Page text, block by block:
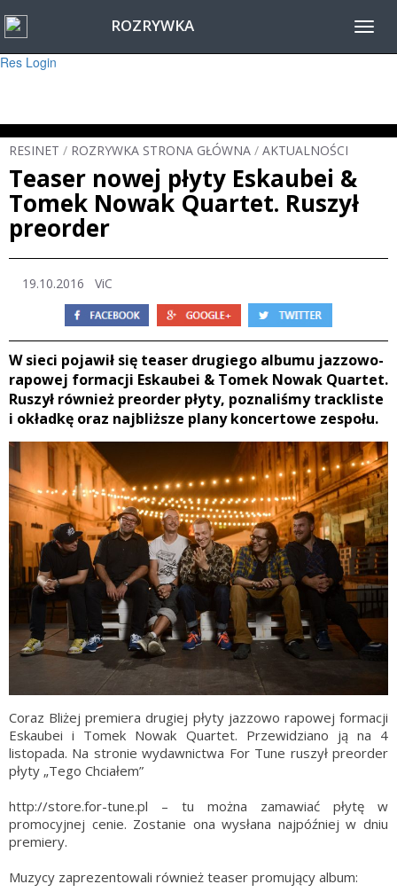
Warning
: session_start(): Failed to read session data: user (path: ) in
Res Login
ROZRYWKA
RESINET / ROZRYWKA STRONA GŁÓWNA / AKTUALNOŚCI
Teaser nowej płyty Eskaubei &
Tomek Nowak Quartet. Ruszył
preorder
19.10.2016 ViC
W sieci pojawił się teaser drugiego albumu jazzowo-
rapowej formacji Eskaubei & Tomek Nowak Quartet.
Ruszył również preorder płyty, poznaliśmy trackliste
i okładkę oraz najbliższe plany koncertowe zespołu.
Coraz Bliżej premiera drugiej płyty jazzowo rapowej formacji
Eskaubei i Tomek Nowak Quartet. Przewidziano ją na 4
listopada. Na stronie wydawnictwa For Tune ruszył preorder
płyty „Tego Chciałem”
http://store.for-tune.pl – tu można zamawiać płytę w
promocyjnej cenie. Zostanie ona wysłana najpóźniej w dniu
premiery.
Muzycy zaprezentowali również teaser promujący album: